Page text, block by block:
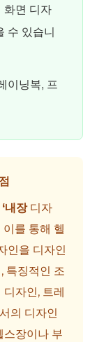
화면 디자
수 있습니
이닝복, 프
‘내장디자
이를 통해 헬
인을 디자인
특징적인 조
자인, 트레
의 디자인
스장이나 부